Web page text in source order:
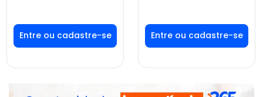
Faça seu login ou
cadastre-se para
ver preços e
Faça seu login ou
cadastre-se para
ver preços e